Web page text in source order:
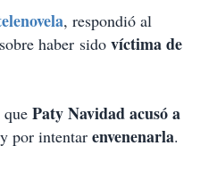
, respondió al
haber sido víctima de
Paty Navidad acusó a
y por intentar envenenarla.